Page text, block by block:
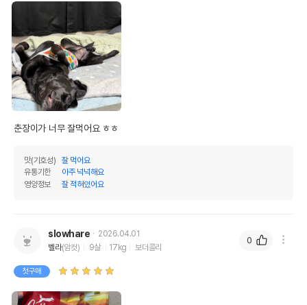
춘장이가 너무 잘먹어요 ㅎㅎ
맛(기호성)
잘 먹어요
유통기한
아주 넉넉해요
영양정보
잘 적혀있어요
slowhare
2026.04.01
벨라(암컷) 9살 17kg 보더콜리
첫구매
0